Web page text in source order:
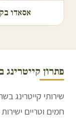
אסאדו
פתרון
שירותי קייטרינג
חמים וטריים